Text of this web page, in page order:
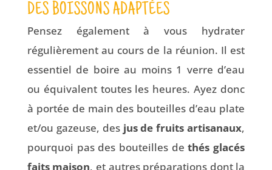
DES BOISSONS ADAPTÉES
Pensez également à vous hydrater
régulièrement au cours de la réunion. Il est
essentiel de boire au moins 1 verre d’eau
ou équivalent toutes les heures. Ayez donc
à portée de main des bouteilles d’eau plate
et/ou gazeuse, des jus de fruits artisanaux,
pourquoi pas des bouteilles dethés glacés
faits maison, et autres préparations dont la